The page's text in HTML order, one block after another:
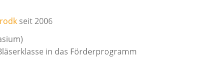
seit 2006
in das Förderprogramm